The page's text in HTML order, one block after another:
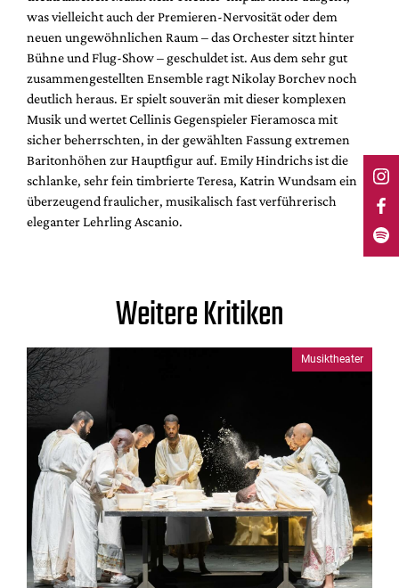
was vielleicht auch der Premieren-Nervosität oder dem
neuen ungewöhnlichen Raum – das Orchester sitzt hinter
Bühne und Flug-Show – geschuldet ist. Aus dem sehr gut
zusammengestellten Ensemble ragt Nikolay Borchev noch
deutlich heraus. Er spielt souverän mit dieser komplexen
Musik und wertet Cellinis Gegenspieler Fieramosca mit
sicher beherrschten, in der gewählten Fassung extremen
Baritonhöhen zur Hauptfigur auf. Emily Hindrichs ist die
schlanke, sehr fein timbrierte Teresa, Katrin Wundsam ein
überzeugend fraulicher, musikalisch fast verführerisch
eleganter Lehrling Ascanio.
Weitere Kritiken
Musiktheater